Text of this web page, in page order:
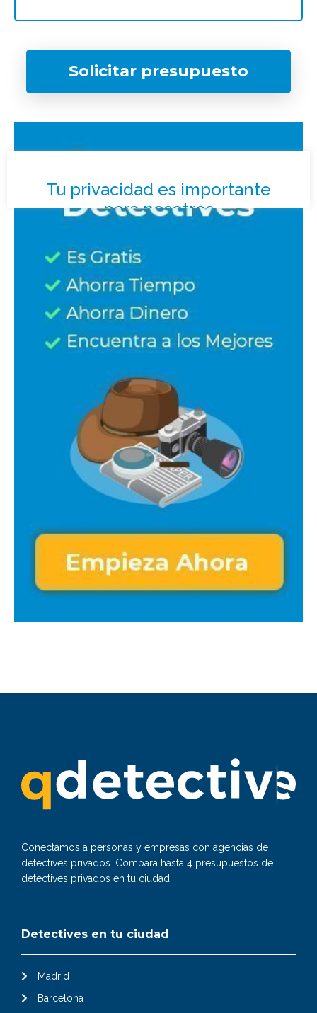
Solicitar presupuesto
Conectamos a personas y empresas con agencias de
detectives privados. Compara hasta 4 presupuestos de
detectives privados en tu ciudad.
Detectives en tu ciudad
Madrid
Barcelona
*